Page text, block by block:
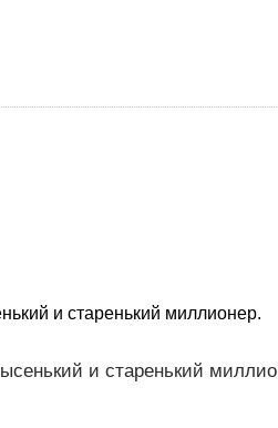
и старенький миллионер.
и старенький